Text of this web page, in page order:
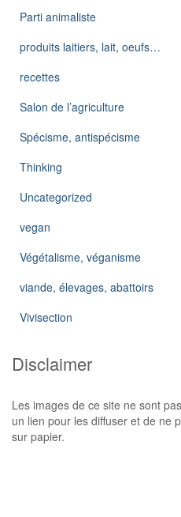
Parti animaliste
produits laitiers, lait, oeufs…
recettes
Salon de l’agriculture
Spécisme, antispécisme
Thinking
Uncategorized
vegan
Végétalisme, véganisme
viande, élevages, abattoirs
Vivisection
Disclaimer
Les images de ce site ne sont
un lien pour les diffuser et de ne
sur papier.